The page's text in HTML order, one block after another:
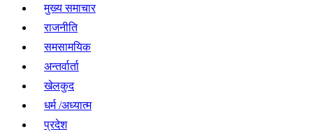
मुख्य समाचार
राजनीति
समसामयिक
अन्तर्वार्ता
खेलकुद
धर्म /अध्यात्म
प्रदेश